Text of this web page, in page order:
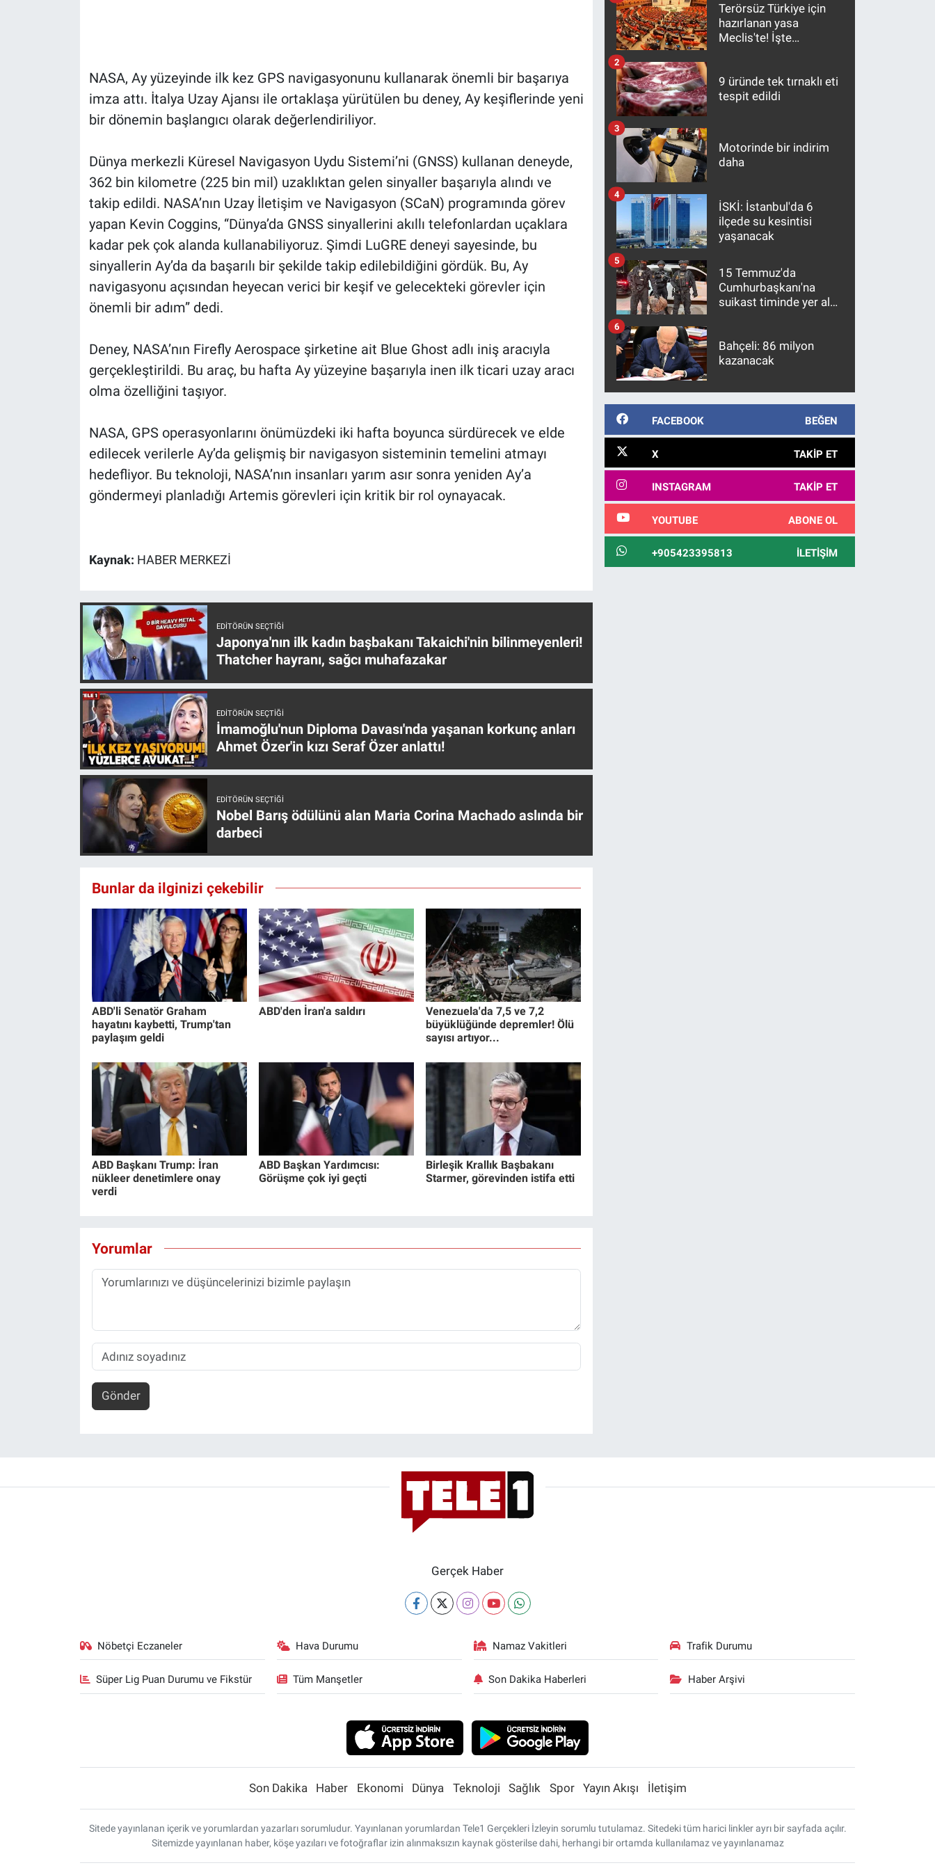
NASA, Ay yüzeyinde ilk kez GPS navigasyonunu kullanarak önemli bir başarıya
imza attı. İtalya Uzay Ajansı ile ortaklaşa yürütülen bu deney, Ay keşiflerinde yeni
bir dönemin başlangıcı olarak değerlendiriliyor.
Dünya merkezli Küresel Navigasyon Uydu Sistemi’ni (GNSS) kullanan deneyde,
362 bin kilometre (225 bin mil) uzaklıktan gelen sinyaller başarıyla alındı ve
takip edildi. NASA’nın Uzay İletişim ve Navigasyon (SCaN) programında görev
yapan Kevin Coggins, “Dünya’da GNSS sinyallerini akıllı telefonlardan uçaklara
kadar pek çok alanda kullanabiliyoruz. Şimdi LuGRE deneyi sayesinde, bu
sinyallerin Ay’da da başarılı bir şekilde takip edilebildiğini gördük. Bu, Ay
navigasyonu açısından heyecan verici bir keşif ve gelecekteki görevler için
önemli bir adım” dedi.
Deney, NASA’nın Firefly Aerospace şirketine ait Blue Ghost adlı iniş aracıyla
gerçekleştirildi. Bu araç, bu hafta Ay yüzeyine başarıyla inen ilk ticari uzay aracı
olma özelliğini taşıyor.
NASA, GPS operasyonlarını önümüzdeki iki hafta boyunca sürdürecek ve elde
edilecek verilerle Ay’da gelişmiş bir navigasyon sisteminin temelini atmayı
hedefliyor. Bu teknoloji, NASA’nın insanları yarım asır sonra yeniden Ay’a
göndermeyi planladığı Artemis görevleri için kritik bir rol oynayacak.
Kaynak: HABER MERKEZİ
EDITÖRÜN SEÇTIĞI
Japonya'nın ilk kadın başbakanı Takaichi'nin bilinmeyenleri!
Thatcher hayranı, sağcı muhafazakar
EDITÖRÜN SEÇTIĞI
İmamoğlu'nun Diploma Davası'nda yaşanan korkunç anları
Ahmet Özer'in kızı Seraf Özer anlattı!
EDITÖRÜN SEÇTIĞI
Nobel Barış ödülünü alan Maria Corina Machado aslında bir
darbeci
Bunlar da ilginizi çekebilir
ABD'li Senatör Graham
hayatını kaybetti, Trump'tan
paylaşım geldi
ABD'den İran'a saldırı
Venezuela'da 7,5 ve 7,2
büyüklüğünde depremler! Ölü
sayısı artıyor...
ABD Başkanı Trump: İran
nükleer denetimlere onay
verdi
ABD Başkan Yardımcısı:
Görüşme çok iyi geçti
Birleşik Krallık Başbakanı
Starmer, görevinden istifa etti
Yorumlar
Gönder
Terörsüz Türkiye için
hazırlanan yasa
Meclis'te! İşte
9 üründe tek tırnaklı eti
tespit edildi
2
Motorinde bir indirim
daha
3
İSKİ: İstanbul'da 6
ilçede su kesintisi
yaşanacak
4
15 Temmuz'da
Cumhurbaşkanı'na
suikast timinde yer alan
5
Bahçeli: 86 milyon
kazanacak
6
FACEBOOK BEĞEN
X TAKIP ET
INSTAGRAM TAKIP ET
YOUTUBE ABONE OL
+905423395813 İLETIŞIM
Gerçek Haber
Nöbetçi Eczaneler Hava Durumu Namaz Vakitleri Trafik Durumu
Süper Lig Puan Durumu ve Fikstür Tüm Manşetler Son Dakika Haberleri Haber Arşivi
Son Dakika Haber Ekonomi Dünya Teknoloji Sağlık Spor Yayın Akışı İletişim
Sitede yayınlanan içerik ve yorumlardan yazarları sorumludur. Yayınlanan yorumlardan Tele1 Gerçekleri İzleyin sorumlu tutulamaz. Sitedeki tüm harici linkler ayrı bir sayfada açılır.
Sitemizde yayınlanan haber, köşe yazıları ve fotoğraflar izin alınmaksızın kaynak gösterilse dahi, herhangi bir ortamda kullanılamaz ve yayınlanamaz
Koronavirüs
Kültür Sanat
Ne demişti
Programlar
Teknoloji
Türkiye'nin Gündemi
Yerel Gündem
Yerel Yaşam
Canlı Yayın